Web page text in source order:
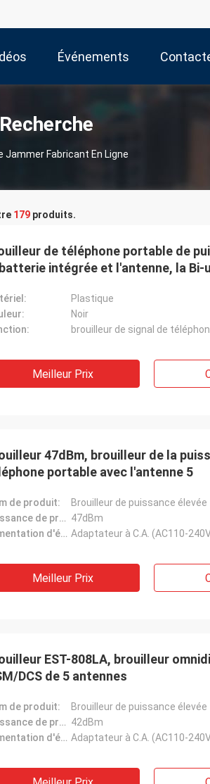
Événements
Jammer Fabricant En Ligne
problèmes
179 produits.
de téléphone portable de
batterie intégrée et l'antenne, la
Plastique
Noir
Meilleur Prix
47dBm, brouilleur de la
portable avec l'antenne 5
de produit:
Brouilleur de puissance élevée
Puissance de production moyenne: 47dBm
Alimentation d'énergie: Adaptateur à C.A. (AC110-
Meilleur Prix
EST-808LA, brouilleur
DCS de 5 antennes
de produit:
Brouilleur de puissance élevée
Puissance de production moyenne: 42dBm
Alimentation d'énergie: Adaptateur à C.A. (AC110-